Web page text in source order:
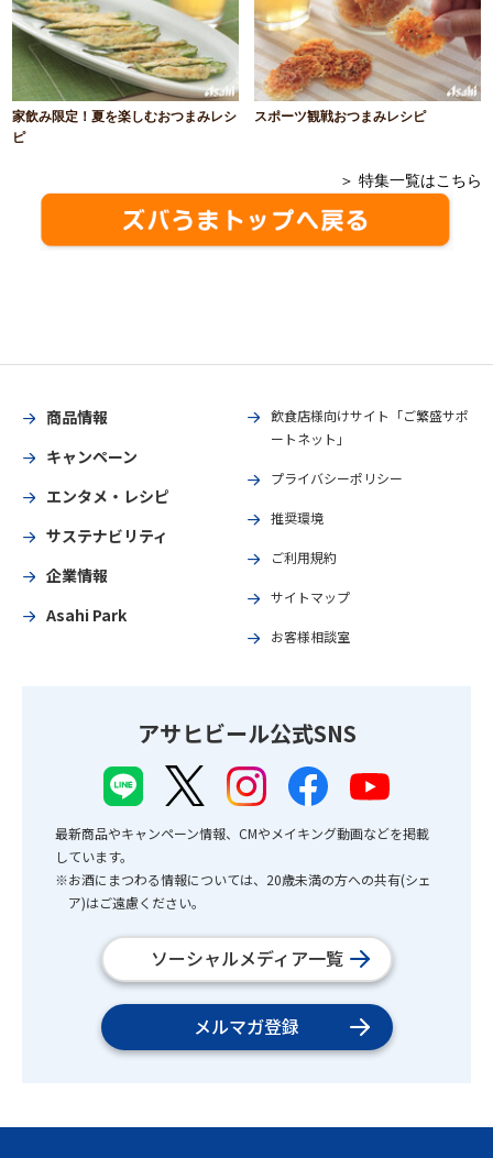
家飲み限定！夏を楽しむおつまみレシ
ピ
スポーツ観戦おつまみレシピ
＞ 特集一覧はこちら
商品情報
キャンペーン
エンタメ・レシピ
サステナビリティ
企業情報
Asahi Park
飲食店様向けサイト「ご繁盛サポ
ートネット」
プライバシーポリシー
推奨環境
ご利用規約
サイトマップ
お客様相談室
アサヒビール公式SNS
最新商品やキャンペーン情報、CMやメイキング動画などを掲載
しています。
※お酒にまつわる情報については、20歳未満の方への共有(シェ
ア)はご遠慮ください。
ソーシャルメディア一覧
メルマガ登録